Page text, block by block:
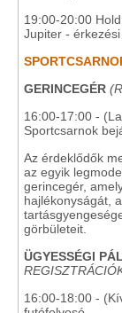
19:00-20:00
Jupiter -
GERINCEGÉR
16:00-17:00 -
Sportcsarnok
Az érdeklődők
az egyik
gerincegér,
hajlékonyságát,
görbületeit.
ÜGYESSÉGI
16:00-18:00 -